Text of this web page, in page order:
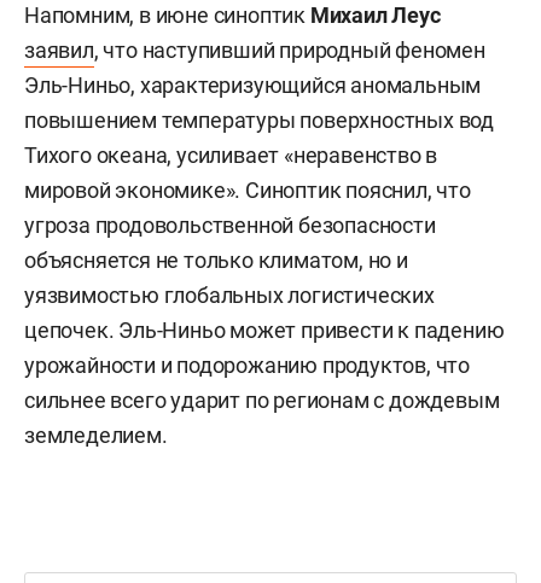
Напомним, в июне синоптик Михаил Леус
заявил, что наступивший природный феномен
Эль-Ниньо, характеризующийся аномальным
повышением температуры поверхностных вод
Тихого океана, усиливает «неравенство в
мировой экономике». Синоптик пояснил, что
угроза продовольственной безопасности
объясняется не только климатом, но и
уязвимостью глобальных логистических
цепочек. Эль-Ниньо может привести к падению
урожайности и подорожанию продуктов, что
сильнее всего ударит по регионам с дождевым
земледелием.